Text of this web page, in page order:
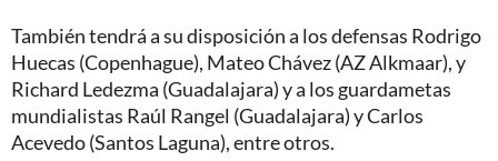
También tendrá a su disposición a los defensas Rodrigo
Huecas (Copenhague), Mateo Chávez (AZ Alkmaar), y
Richard Ledezma (Guadalajara) y a los guardametas
mundialistas Raúl Rangel (Guadalajara) y Carlos
Acevedo (Santos Laguna), entre otros.